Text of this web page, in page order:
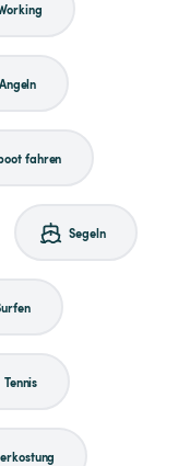
Angeln
fahren
Segeln
Tennis